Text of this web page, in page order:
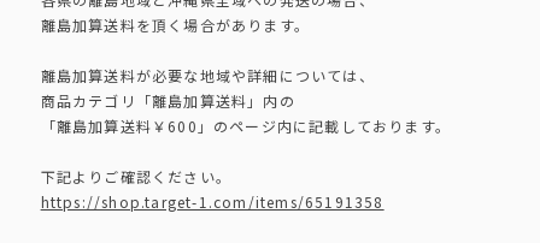
離島加算送料を頂く場合があります。
離島加算送料が必要な地域や詳細については、
商品カテゴリ「離島加算送料」内の
「離島加算送料￥600」のページ内に記載しております。
下記よりご確認ください。
https://shop.target-1.com/items/65191358